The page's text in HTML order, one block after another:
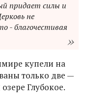
придает силы и
не
- благочестивая
купели на
только две —
Глубокое.